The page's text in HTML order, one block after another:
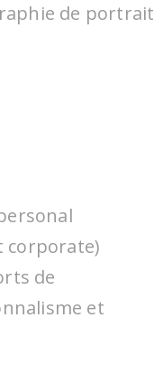
de portrait
corporate)
de
et